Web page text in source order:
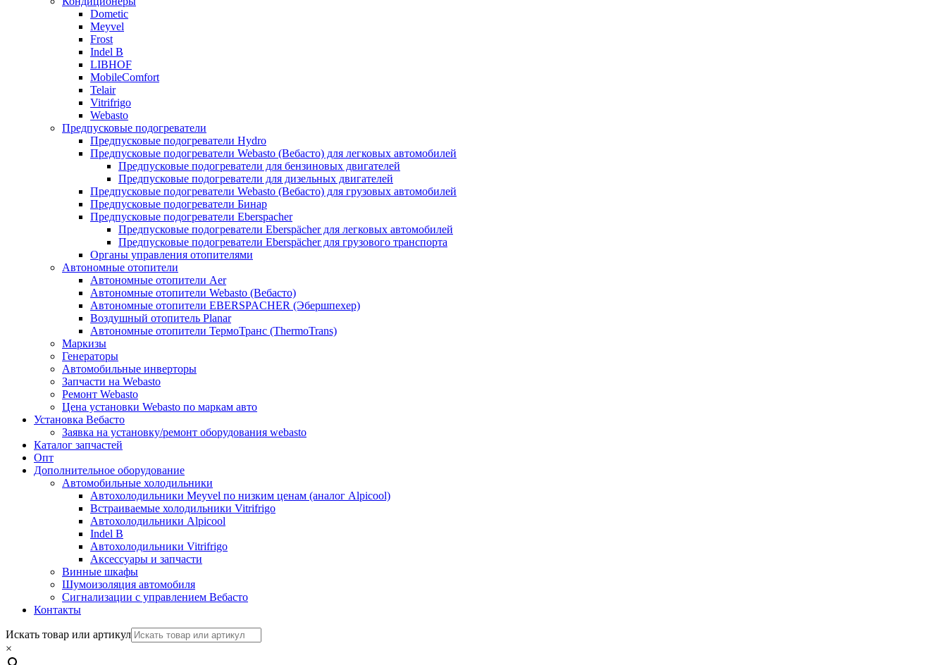
Dometic
Meyvel
Frost
Indel B
LIBHOF
MobileComfort
Telair
Vitrifrigo
Webasto
Предпусковые подогреватели
Предпусковые подогреватели Hydro
Предпусковые подогреватели Webasto (Вебасто) для легковых автомобилей
Предпусковые подогреватели для бензиновых двигателей
Предпусковые подогреватели для дизельных двигателей
Предпусковые подогреватели Webasto (Вебасто) для грузовых автомобилей
Предпусковые подогреватели Бинар
Предпусковые подогреватели Eberspacher
Предпусковые подогреватели Eberspächer для легковых автомобилей
Предпусковые подогреватели Eberspächer для грузового транспорта
Органы управления отопителями
Автономные отопители
Автономные отопители Аer
Автономные отопители Webasto (Вебасто)
Автономные отопители EBERSPACHER (Эбершпехер)
Воздушный отопитель Planar
Автономные отопители ТермоТранс (ThermoTrans)
Маркизы
Генераторы
Автомобильные инверторы
Запчасти на Webasto
Ремонт Webasto
Цена установки Webasto по маркам авто
Установка Вебасто
Заявка на установку/ремонт оборудования webasto
Каталог запчастей
Опт
Дополнительное оборудование
Автомобильные холодильники
Автохолодильники Meyvel по низким ценам (аналог Alpicool)
Встраиваемые холодильники Vitrifrigo
Автохолодильники Alpicool
Indel B
Автохолодильники Vitrifrigo
Аксессуары и запчасти
Винные шкафы
Шумоизоляция автомобиля
Сигнализации с управлением Вебасто
Контакты
Search
Искать товар или артикул
×